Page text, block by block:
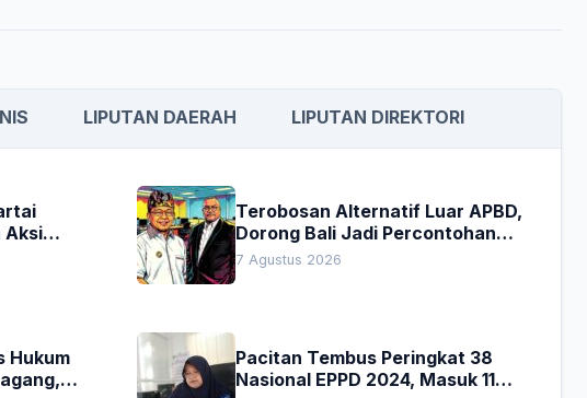
LIPUTAN DAERAH LIPUTAN DIREKTORI
Aksi
Terobosan Alternatif Luar APBD,
Dorong Bali Jadi Percontohan
Nasional Pembiayaan Daerah
7 Agustus 2026
Hukum
Pacitan Tembus Peringkat 38
Nasional EPPD 2024, Masuk 11